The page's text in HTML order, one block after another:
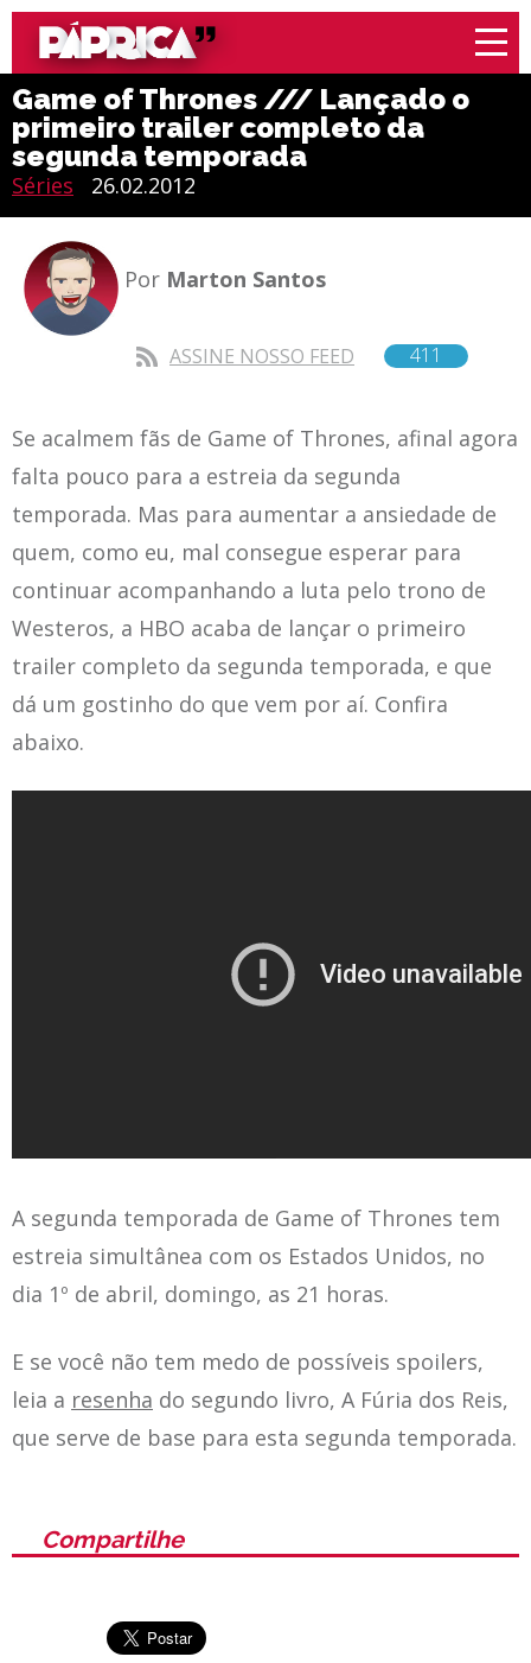
Game of Thrones /// Lançado o
primeiro trailer completo da
segunda temporada
Séries 26.02.2012
Por Marton Santos
ASSINE NOSSO FEED 411
Se acalmem fãs de Game of Thrones, afinal agora
falta pouco para a estreia da segunda
temporada. Mas para aumentar a ansiedade de
quem, como eu, mal consegue esperar para
continuar acompanhando a luta pelo trono de
Westeros, a HBO acaba de lançar o primeiro
trailer completo da segunda temporada, e que
dá um gostinho do que vem por aí. Confira
abaixo.
A segunda temporada de Game of Thrones tem
estreia simultânea com os Estados Unidos, no
dia 1º de abril, domingo, as 21 horas.
E se você não tem medo de possíveis spoilers,
leia a resenha do segundo livro, A Fúria dos Reis,
que serve de base para esta segunda temporada.
Compartilhe